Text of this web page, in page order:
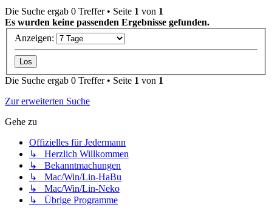
Die Suche ergab 0 Treffer • Seite 1 von 1
Es wurden keine passenden Ergebnisse gefunden.
Anzeigen:
Die Suche ergab 0 Treffer • Seite 1 von 1
Zur erweiterten Suche
Gehe zu
Offizielles für Jedermann
↳ Herzlich Willkommen
↳ Bekanntmachungen
↳ Mac/Win/Lin-HaBu
↳ Mac/Win/Lin-Neko
↳ Übrige Programme